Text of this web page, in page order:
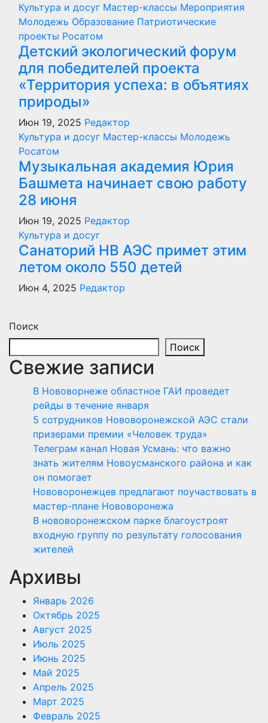
Культура и досуг Мастер-классы Мероприятия
Молодежь Образование Патриотические
проекты Росатом
Детский экологический форум
для победителей проекта
«Территория успеха: в объятиях
природы»
Июн 19, 2025 Редактор
Культура и досуг Мастер-классы Молодежь
Росатом
Музыкальная академия Юрия
Башмета начинает свою работу
28 июня
Июн 19, 2025 Редактор
Культура и досуг
Санаторий НВ АЭС примет этим
летом около 550 детей
Июн 4, 2025 Редактор
Поиск
Поиск
Свежие записи
В Нововорнеже областное ГАИ проведет
рейды в течение января
5 сотрудников Нововоронежской АЭС стали
призерами премии «Человек труда»
Телеграм канал Новая Усмань: что важно
знать жителям Новоусманского района и как
он помогает
Нововоронежцев предлагают поучаствовать в
мастер-плане Нововоронежа
В нововоронежском парке благоустроят
входную группу по результату голосования
жителей
Архивы
Январь 2026
Октябрь 2025
Август 2025
Июль 2025
Июнь 2025
Май 2025
Апрель 2025
Март 2025
Февраль 2025